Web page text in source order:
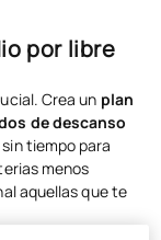
por libre
Crea un plan
de descanso
tiempo para
menos
aquellas que te